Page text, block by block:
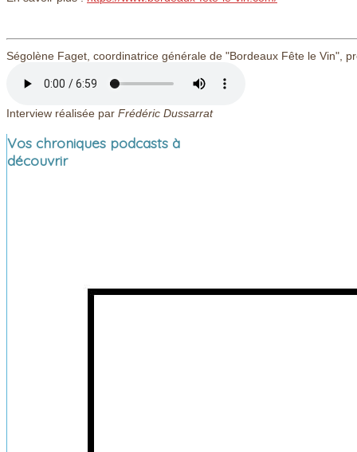
Ségolène Faget, coordinatrice générale de "Bordeaux Fête le Vin",
Interview réalisée par Frédéric Dussarrat
Vos chroniques podcasts à
découvrir